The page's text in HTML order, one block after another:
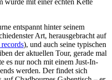
wurde mit einer echten Kette
entspannt hinter seinem
Art, herausgebracht auf
), und auch seine typischen
der aktuellen Tour, gerade mal
es nur noch mit einem Just-In-
werden. Der findet sich